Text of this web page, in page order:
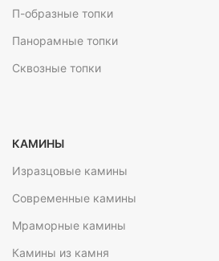
П-образные топки
Панорамные топки
Сквозные топки
КАМИНЫ
Изразцовые камины
Современные камины
Мраморные камины
Камины из камня